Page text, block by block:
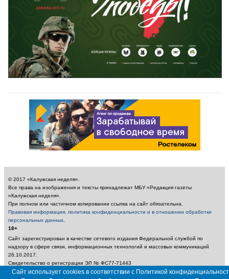
© 2017 «Калужская неделя».
Все права на изображения и тексты принадлежат МБУ «Редакция газеты
«Калужская неделя».
При полном или частичном копировании ссылка на сайт обязательна.
Правовая информация, политика конфиденциальности и в отношении обработки
персональных данных
18+
Сайт зарегистрирован в качестве сетевого издания Федеральной службой по
надзору в сфере связи, информационных технологий и массовых коммуникаций
26.10.2017.
Свидетельство о регистрации ЭЛ № ФС77-71443
Учредитель: Муниципальное бюджетное учреждение «Редакция газеты «Калужская
Сайт использует cookies в соответствии с Политикой